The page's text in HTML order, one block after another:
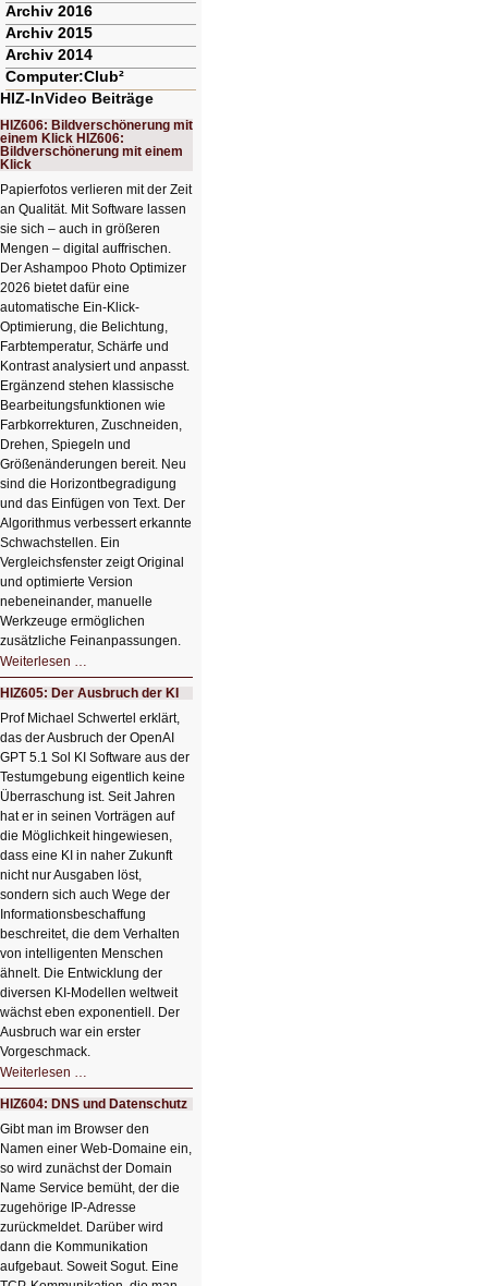
Archiv 2016
Archiv 2015
Archiv 2014
Computer:Club²
HIZ-InVideo Beiträge
HIZ606: Bildverschönerung mit
einem Klick HIZ606:
Bildverschönerung mit einem
Klick
Papierfotos verlieren mit der Zeit
an Qualität. Mit Software lassen
sie sich – auch in größeren
Mengen – digital auffrischen.
Der Ashampoo Photo Optimizer
2026 bietet dafür eine
automatische Ein-Klick-
Optimierung, die Belichtung,
Farbtemperatur, Schärfe und
Kontrast analysiert und anpasst.
Ergänzend stehen klassische
Bearbeitungsfunktionen wie
Farbkorrekturen, Zuschneiden,
Drehen, Spiegeln und
Größenänderungen bereit. Neu
sind die Horizontbegradigung
und das Einfügen von Text. Der
Algorithmus verbessert erkannte
Schwachstellen. Ein
Vergleichsfenster zeigt Original
und optimierte Version
nebeneinander, manuelle
Werkzeuge ermöglichen
zusätzliche Feinanpassungen.
Weiterlesen …
Bildverschönerung
mit
einem
Klick
HIZ606:
Bildverschönerung
mit
einem
Klick
HIZ605: Der Ausbruch der KI
Prof Michael Schwertel erklärt,
das der Ausbruch der OpenAI
GPT 5.1 Sol KI Software aus der
Testumgebung eigentlich keine
Überraschung ist. Seit Jahren
hat er in seinen Vorträgen auf
die Möglichkeit hingewiesen,
dass eine KI in naher Zukunft
nicht nur Ausgaben löst,
sondern sich auch Wege der
Informationsbeschaffung
beschreitet, die dem Verhalten
von intelligenten Menschen
ähnelt. Die Entwicklung der
diversen KI-Modellen weltweit
wächst eben exponentiell. Der
Ausbruch war ein erster
Vorgeschmack.
Weiterlesen …
Der
Ausbruch
der
KI
HIZ604: DNS und Datenschutz
Gibt man im Browser den
Namen einer Web-Domaine ein,
so wird zunächst der Domain
Name Service bemüht, der die
zugehörige IP-Adresse
zurückmeldet. Darüber wird
dann die Kommunikation
aufgebaut. Soweit Sogut. Eine